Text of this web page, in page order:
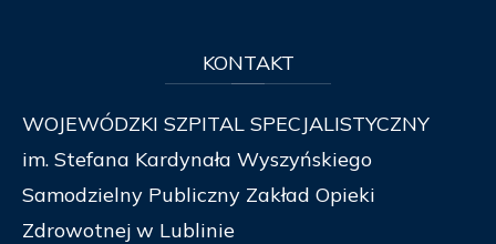
KONTAKT
WOJEWÓDZKI SZPITAL SPECJALISTYCZNY
im. Stefana Kardynała Wyszyńskiego
Samodzielny Publiczny Zakład Opieki
Zdrowotnej w Lublinie